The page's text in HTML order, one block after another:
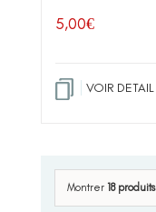
5,00€
VOIR DETAIL
Montrer 18 produits